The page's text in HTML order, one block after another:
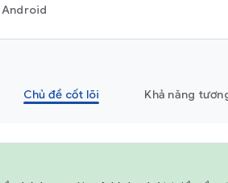
Android
Chủ đề cốt lõi Khả năng